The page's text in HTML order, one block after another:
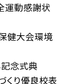
運動感謝状
健大会環境
念式典
り優良校表